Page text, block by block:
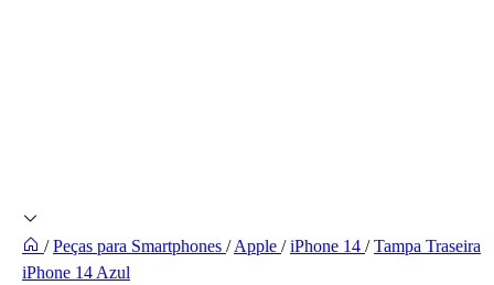
/ Peças para Smartphones /Apple / iPhone 14 / Tampa Traseira
iPhone 14 Azul